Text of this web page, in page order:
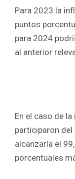
Para 2023 la
puntos
para 2024
al anterior
En el caso de
participaron del
alcanzaría el
porcentuales